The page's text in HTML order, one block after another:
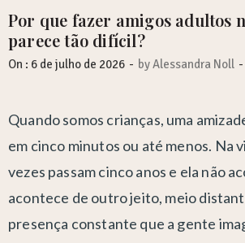
Por que fazer amigos adultos
parece tão difícil?
On : 6 de julho de 2026 - byAlessandra Noll -
Quando somos crianças, uma
em cinco minutos ou até menos. Na
vezes passam cinco anos e ela não
acontece de outro jeito, meio
presença constante que a gente